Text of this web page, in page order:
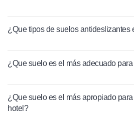
¿Que tipos de suelos antideslizantes
¿Que suelo es el más adecuado
¿Que suelo es el más apropiado
hotel?